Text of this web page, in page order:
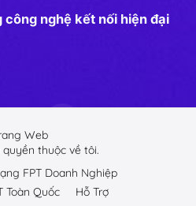
nghệ kết nối hiện đại
Web
quyền thuộc về tôi.
FPT Doanh Nghiệp
Toàn Quốc
Hỗ Trợ